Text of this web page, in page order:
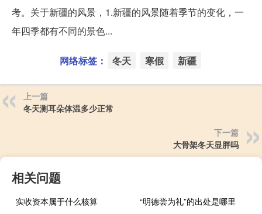
考。关于新疆的风景，1.新疆的风景随着季节的变化，一
年四季都有不同的景色...
网络标签： 冬天 寒假 新疆
上一篇
冬天测耳朵体温多少正常
下一篇
大骨架冬天显胖吗
相关问题
实收资本属于什么核算
“明德尝为礼”的出处是哪里